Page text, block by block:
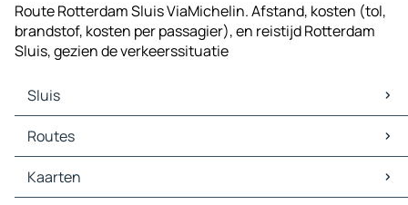
Route Rotterdam Sluis ViaMichelin. Afstand, kosten (tol,
brandstof, kosten per passagier), en reistijd Rotterdam
Sluis, gezien de verkeerssituatie
Sluis
Sluis Kaarten
Sluis Verkeer
Sluis Hotels
Sluis Restaurants
Routes
Routes Sluis - Brugge
Routes Sluis - Zeebrugge
Kaarten